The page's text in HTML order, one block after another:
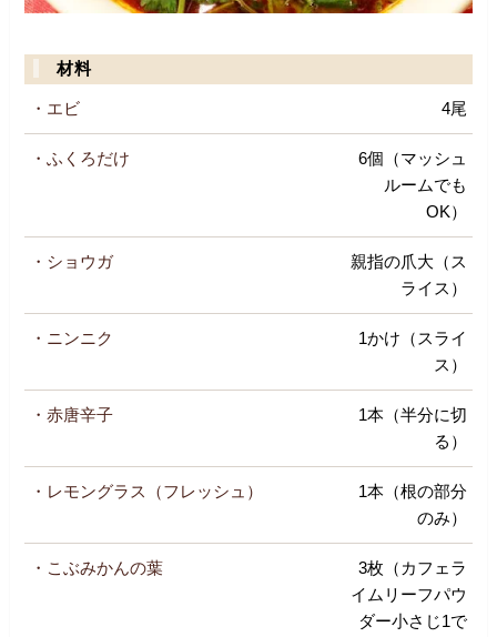
材料
・エビ 4尾
・ふくろだけ
6個（マッシュ
ルームでも
OK）
・ショウガ
親指の爪大（ス
ライス）
・ニンニク
1かけ（スライ
ス）
・赤唐辛子
1本（半分に切
る）
・レモングラス（フレッシュ）
1本（根の部分
のみ）
・こぶみかんの葉
3枚（カフェラ
イムリーフパウ
ダー小さじ1で